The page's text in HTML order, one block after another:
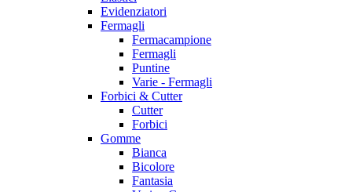
Evidenziatori
Fermagli
Fermacampione
Fermagli
Puntine
Varie - Fermagli
Forbici & Cutter
Cutter
Forbici
Gomme
Bianca
Bicolore
Fantasia